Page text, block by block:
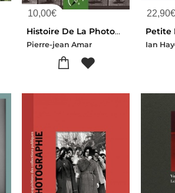
10,00€
Histoire De La Photographie
Pierre-jean Amar
22,90€
Ian